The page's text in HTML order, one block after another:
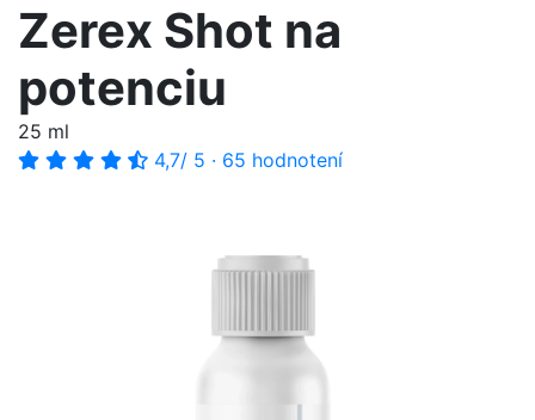
Zerex Shot na
potenciu
25 ml
4,7/ 5 · 65 hodnotení